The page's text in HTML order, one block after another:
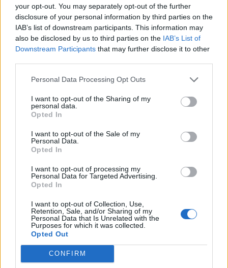
your opt-out. You may separately opt-out of the further
disclosure of your personal information by third parties on the
IAB’s list of downstream participants. This information may
also be disclosed by us to third parties on the IAB’s List of
Downstream Participants that may further disclose it to other
Personal Data Processing Opt Outs
I want to opt-out of the Sharing of my
personal data.
Opted In
I want to opt-out of the Sale of my
Personal Data.
Opted In
I want to opt-out of processing my
Personal Data for Targeted Advertising.
Opted In
I want to opt-out of Collection, Use,
Retention, Sale, and/or Sharing of my
Personal Data that Is Unrelated with the
Purposes for which it was collected.
Opted Out
CONFIRM